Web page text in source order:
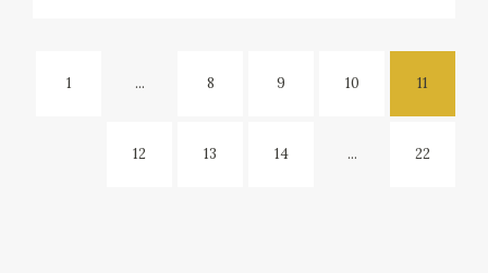
1 ... 8 9 10 11
12 13 14 ... 22